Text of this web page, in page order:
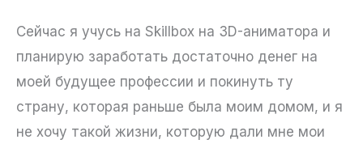
Сейчас я учусь на Skillbox на 3D-аниматора и
планирую заработать достаточно денег на
моей будущее профессии и покинуть ту
страну, которая раньше была моим домом, и я
не хочу такой жизни, которую дали мне мои